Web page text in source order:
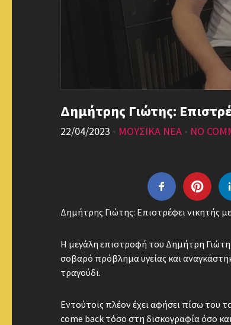
Δημήτρης Γιώτης:
22/04/2023 • ΜΟΥΣΙΚΑ ΝΕΑ • NO
Δημήτρης Γιώτης: Επιστρέφει νικητής
Η μεγάλη επιστροφή του Δημήτρη Γιώτη
σοβαρό πρόβλημα υγείας και
τραγούδι.
Εντούτοις πλέον έχει αφήσει πίσω του
come back τόσο στη δισκογραφία όσο